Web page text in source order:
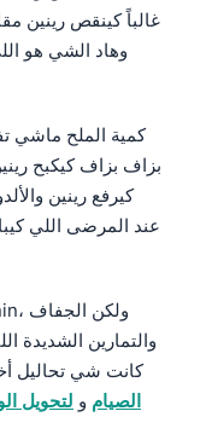
كمية الملح ماشي
عند المرضى اللي
والتمارين الشديدة
كانت شي تحاليل
الصيام و لتحويل